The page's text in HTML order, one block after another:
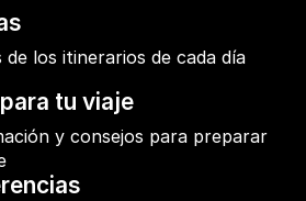
de los itinerarios de cada día
tu viaje
y consejos para preparar